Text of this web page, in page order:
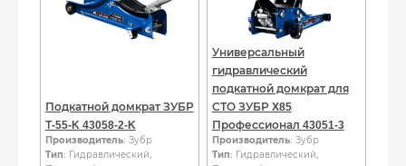
Подкатной домкрат ЗУБР
Т-55-K 43058-2-K
Производитель: Зубр
Тип: Гидравлический,
Универсальный
гидравлический
подкатной домкрат для
СТО ЗУБР X85
Профессионал 43051-3
Производитель: Зубр
Тип: Гидравлический,